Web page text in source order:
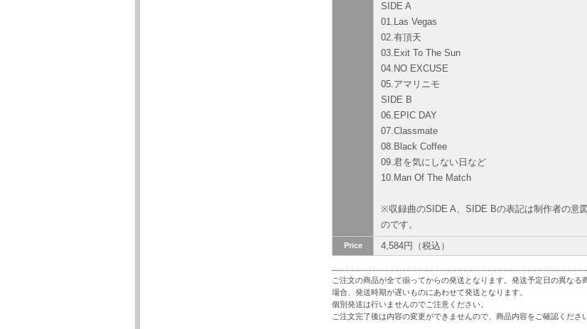
SIDE A
01.Las Vegas
02.有頂天
03.Exit To The Sun
04.NO EXCUSE
05.アマリニモ
SIDE B
06.EPIC DAY
07.Classmate
08.Black Coffee
09.君を気にしない日など
10.Man Of The Match
※収録曲のSIDE A、SIDE Bの表記は制作者の意
のです。
Price 4,584円（税込）
ご注文の商品が全て揃ってからの発送となります。発送予定日の異なる
場合、発送時期が遅いものにあわせて発送となります。
個別発送は行いませんのでご注意ください。
ご注文完了後は内容の変更ができませんので、商品内容をご確認ください